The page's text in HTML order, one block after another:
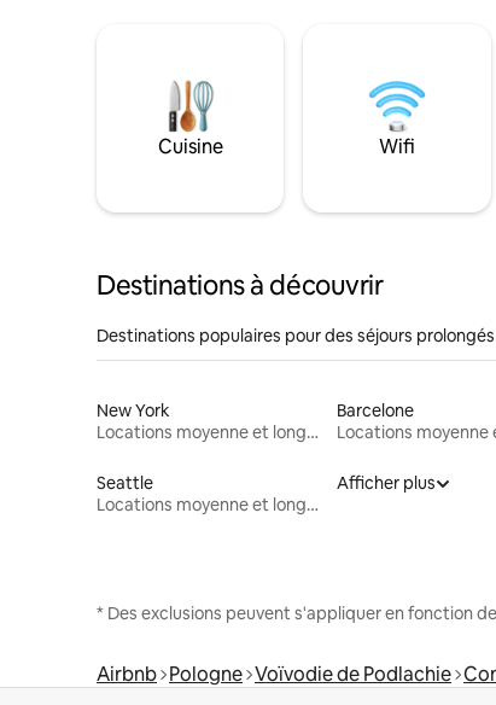
Cuisine Wifi
Destinations à découvrir
Destinations populaires pour des séjours prolongés
New York
Locations moyenne et longue durée
Barcelone
Seattle
Locations moyenne et longue durée
Afficher plus
* Des exclusions peuvent s'appliquer en fonction
Airbnb Pologne Voïvodie de Podlachie